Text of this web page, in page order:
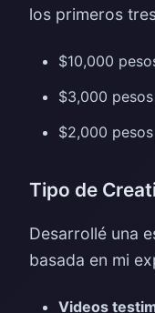
los primeros
$10,000
$3,000
$2,000
Tipo de
Desarrollé una
basada en mi
Videos